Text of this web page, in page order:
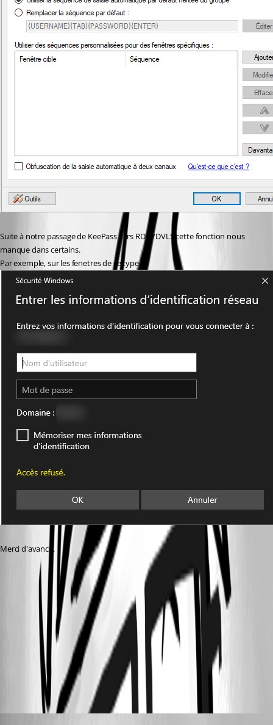
Suite à notre passage de KeePass vers RDM/DVLS cette fonction nous
manque dans certains.
Par exemple, sur les fenetres de ce type :
Merci d'avance.
Anonymous_2024-03-20_09h38m03s.jpg
Anonymous_2024-03-20_09h35m00s.jpg
All Comments (4)